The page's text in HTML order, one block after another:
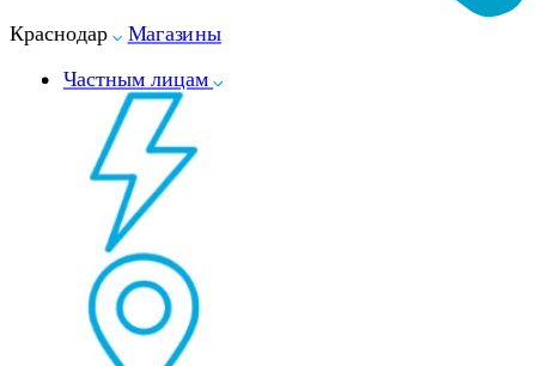
Краснодар
Магазины
Частным лицам